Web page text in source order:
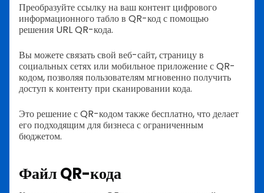
Преобразуйте ссылку на ваш контент цифрового
информационного табло в QR-код с помощью
решения URL QR-кода.
Вы можете связать свой веб-сайт, страницу в
социальных сетях или мобильное приложение с QR-
кодом, позволяя пользователям мгновенно получить
доступ к контенту при сканировании кода.
Это решение с QR-кодом также бесплатно, что делает
его подходящим для бизнеса с ограниченным
бюджетом.
Файл QR-кода